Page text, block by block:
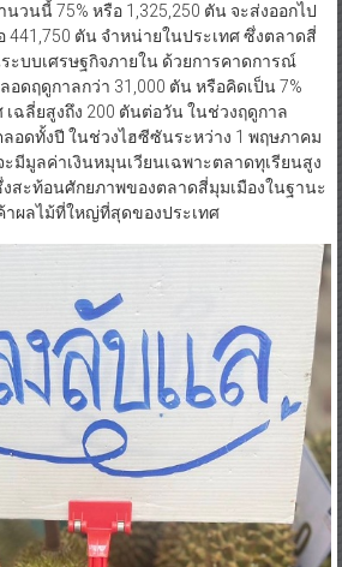
วนนี้ 75% หรือ 1,325,250 ตัน จะส่งออกไป
441,750 ตัน จำหน่ายในประเทศ ซึ่งตลาดสี่
ะบบเศรษฐกิจภายใน ด้วยการคาดการณ์
ดฤดูกาลกว่า 31,000 ตัน หรือคิดเป็น 7%
ฉลี่ยสูงถึง 200 ตันต่อวัน ในช่วงฤดูกาล
อดทั้งปี ในช่วงไฮซีซันระหว่าง 1 พฤษภาคม
มีมูลค่าเงินหมุนเวียนเฉพาะตลาดทุเรียนสูง
สะท้อนศักยภาพของตลาดสี่มุมเมืองในฐานะ
ผลไม้ที่ใหญ่ที่สุดของประเทศ